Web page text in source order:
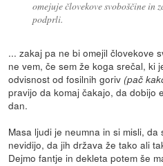
omejuje človekove svoboščine in
podprli.
... zakaj pa ne bi omejil človekove
ne vem, če sem že koga srečal, ki
odvisnost od fosilnih goriv(pač
pravijo da komaj čakajo, da dobijo
dan.
Masa ljudi je neumna in si misli,
nevidijo, da jih država že tako ali
Dejmo fantje in dekleta potem še